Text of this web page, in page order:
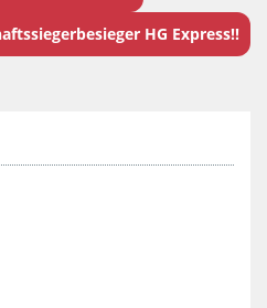
HG Express!!